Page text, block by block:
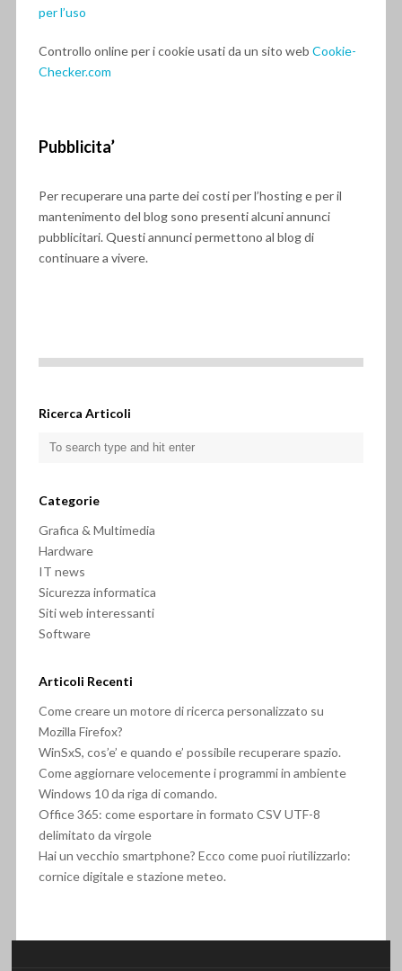
per l’uso
Controllo online per i cookie usati da un sito web Cookie-
Checker.com
Pubblicita’
Per recuperare una parte dei costi per l’hosting e per il
mantenimento del blog sono presenti alcuni annunci
pubblicitari. Questi annunci permettono al blog di
continuare a vivere.
Ricerca Articoli
Categorie
Grafica & Multimedia
Hardware
IT news
Sicurezza informatica
Siti web interessanti
Software
Articoli Recenti
Come creare un motore di ricerca personalizzato su
Mozilla Firefox?
WinSxS, cos’e’ e quando e’ possibile recuperare spazio.
Come aggiornare velocemente i programmi in ambiente
Windows 10 da riga di comando.
Office 365: come esportare in formato CSV UTF-8
delimitato da virgole
Hai un vecchio smartphone? Ecco come puoi riutilizzarlo:
cornice digitale e stazione meteo.